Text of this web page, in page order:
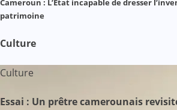
Cameroun : L’État incapable de dresser
patrimoine
Culture
Culture
Essai : Un prêtre camerounais